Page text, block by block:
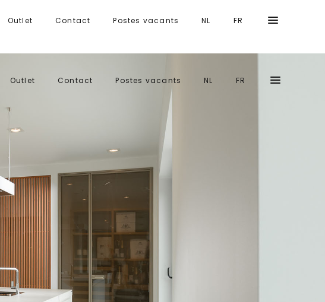
Outlet Contact Postes vacants NL FR
Outlet Contact Postes vacants NL FR